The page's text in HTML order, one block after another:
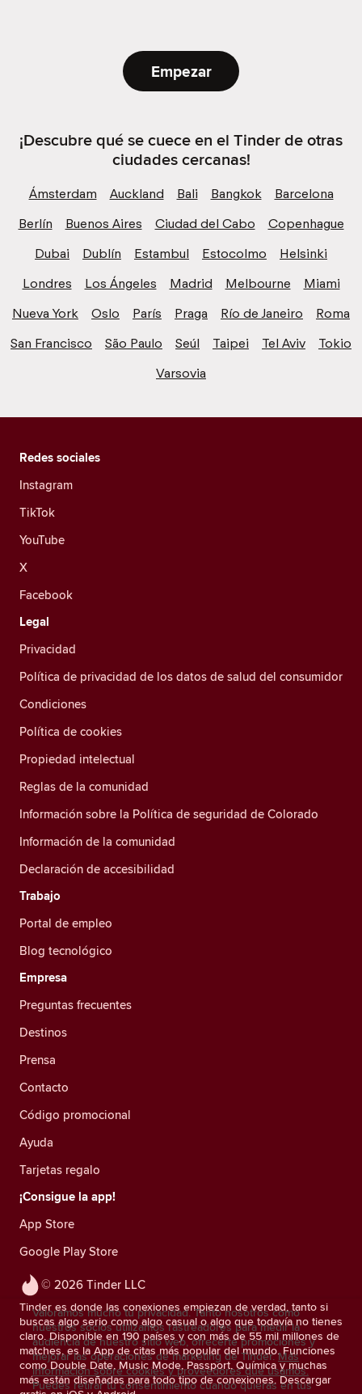
Empezar
¡Descubre qué se cuece en el Tinder de otras
ciudades cercanas!
Ámsterdam Auckland Bali Bangkok
Barcelona
Berlín
Buenos Aires Ciudad del Cabo
Copenhague
Dubai
Dublín Estambul Estocolmo
Helsinki
Londres
Los Ángeles Madrid Melbourne
Miami
Nueva York
Oslo París Praga Río de Janeiro
Roma
San Francisco
São Paulo Seúl Taipei Tel Aviv
Tokio
Varsovia
© 2026 Tinder LLC
Tinder es donde las conexiones empiezan de verdad, tanto si
buscas algo serio como algo casual o algo que todavía no tienes
claro. Disponible en 190 países y con más de 55 mil millones de
matches, es la App de citas más popular del mundo. Funciones
como Double Date, Music Mode, Passport, Química y muchas
más están diseñadas para todo tipo de conexiones. Descargar
Redes sociales
Instagram
TikTok
YouTube
X
Facebook
Legal
Privacidad
Política de privacidad de los datos de salud del consumidor
Condiciones
Política de cookies
Propiedad intelectual
Reglas de la comunidad
Información sobre la Política de seguridad de Colorado
Información de la comunidad
Declaración de accesibilidad
Trabajo
Portal de empleo
Blog tecnológico
Empresa
Preguntas frecuentes
Destinos
Prensa
Contacto
Código promocional
Ayuda
Tarjetas regalo
¡Consigue la app!
App Store
Google Play Store
Valoramos mucho tu privacidad. Tanto nosotros como
nuestros socios utilizamos rastreadores para medir la
audiencia de nuestro sitio web, ofrecerte promociones y
mejorar las operaciones de marketing de Tinder. Más
información sobre cookies y proveedores que usamos.
Puedes retirar tu consentimiento cuando quieras en tus